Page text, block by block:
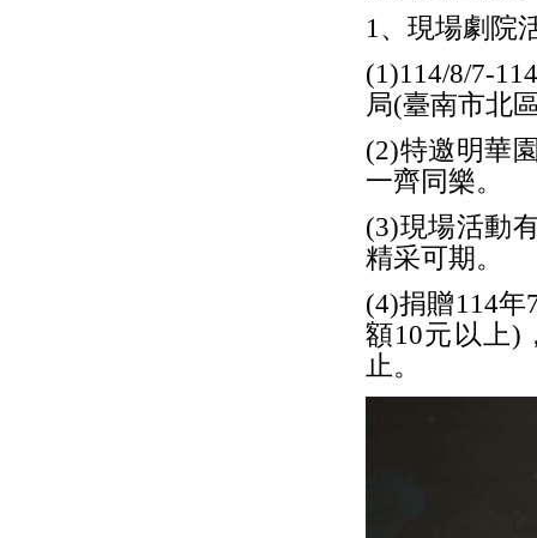
1、現場劇院
(1)114/8/7-
局(臺南市北
(2)特邀明華
一齊同樂。
(3)現場活動
精采可期。
(4)捐贈114
額10元以上)
止。